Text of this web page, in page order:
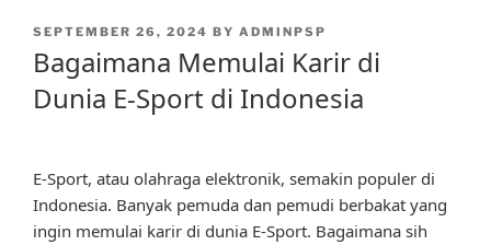
POSTED
SEPTEMBER 26, 2024 BY ADMINPSP
Bagaimana Memulai Karir di
Dunia E-Sport di Indonesia
E-Sport, atau olahraga elektronik, semakin populer di
Indonesia. Banyak pemuda dan pemudi berbakat yang
ingin memulai karir di dunia E-Sport. Bagaimana sih